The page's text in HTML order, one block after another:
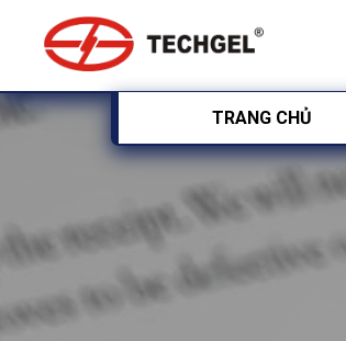
TRANG CHỦ